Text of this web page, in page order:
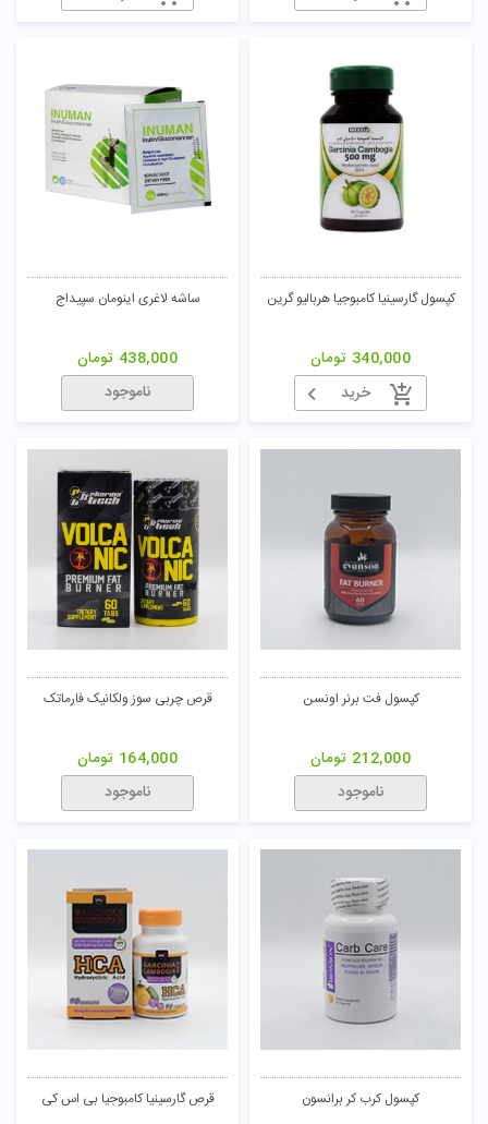
کپسول گارسینیا کامبوجیا هربالیو گرین
340,000 تومان
خرید
ساشه لاغری اینومان سپیداج
438,000 تومان
ناموجود
کپسول فت برنر اونسن
212,000 تومان
ناموجود
قرص چربی سوز ولکانیک فارماتک
164,000 تومان
ناموجود
کپسول کرب کر برانسون قرص گارسینیا کامبوجیا بی اس کی